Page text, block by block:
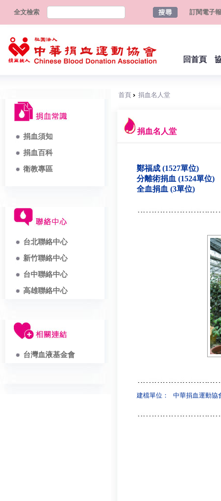
全文檢索 訂閱電子報
回首頁
捐血須知
捐血百科
衛教專區
台北聯絡中心
新竹聯絡中心
台中聯絡中心
高雄聯絡中心
台灣血液基金會
首頁 捐血名人堂
捐血名人堂
鄭福成 (1527單位)
分離術捐血 (1524單位)
全血捐血 (3單位)
建檔單位： 中華捐血運動協